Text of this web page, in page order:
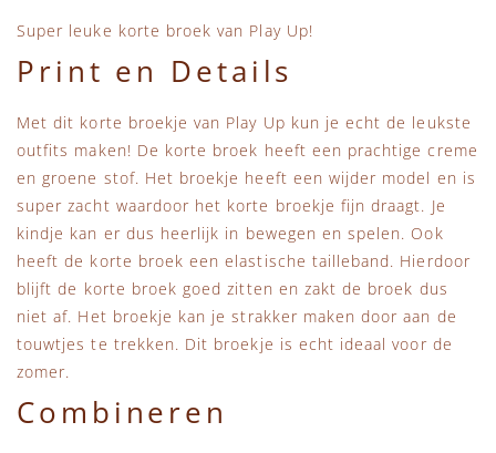
Beren
Piupiuchick
Sproet & Sprout
Tiny Cottons
Super leuke korte broek van Play Up!
Print en Details
Met dit korte broekje van Play Up kun je echt de leukste
outfits maken! De korte broek heeft een prachtige creme
en groene stof. Het broekje heeft een wijder model en is
super zacht waardoor het korte broekje fijn draagt. Je
kindje kan er dus heerlijk in bewegen en spelen. Ook
heeft de korte broek een elastische tailleband. Hierdoor
blijft de korte broek goed zitten en zakt de broek dus
niet af. Het broekje kan je strakker maken door aan de
touwtjes te trekken. Dit broekje is echt ideaal voor de
zomer.
Combineren